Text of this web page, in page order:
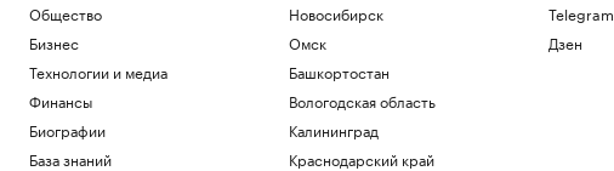
Общество
Бизнес
Технологии и медиа
Финансы
Биографии
База знаний
Новосибирск
Омск
Башкортостан
Вологодская область
Калининград
Краснодарский край
Telegram
Дзен